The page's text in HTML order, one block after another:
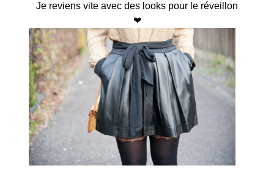
Je reviens vite avec des looks pour le réveillon
❤